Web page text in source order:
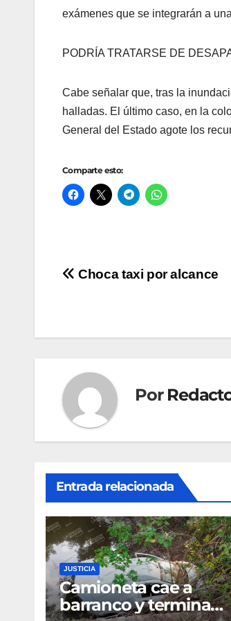
exámenes que se integrarán a
PODRÍA TRATARSE DE
Cabe señalar que, tras la
halladas. El último caso, en la
General del Estado agote los
Comparte esto:
Navegación
entradas
Choca taxi por alcance
Por
Entrada relacionada
JUSTICIA
Camioneta cae a
barranco y termina